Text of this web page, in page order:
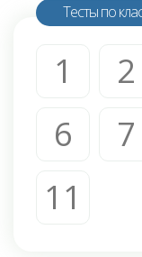
Тесты по
1 2
6
7
11